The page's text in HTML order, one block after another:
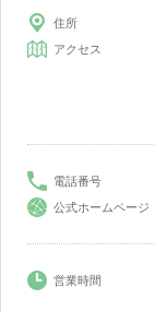
住所
アクセス
電話番号
公式ホームページ
営業時間